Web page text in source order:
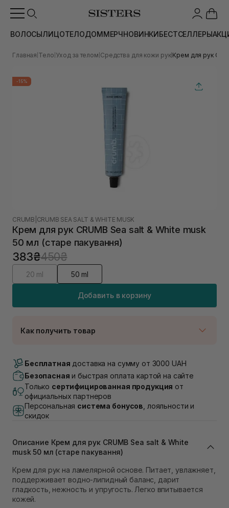
ВОЛОСЫЛИЦОТЕЛОДОММЕРЧНОВИНКИБЕСТСЕЛЛЕРЫ
Главная Тело Уход за телом Средства для кожи рук| Крем для рук
-15%
CRUMB CRUMB SEA SALT & WHITE MUSK
Крем для рук CRUMB Sea salt & White musk
50 мл (старе пакування)
383₴450₴
20 ml 50 ml
Добавить в корзину
Как получить товар
Нет в наличии!
Самовывоз г. Луцк, Винниченка 4
Самовывоз г. Львов, ул. Академика Подстригача,
1В (Duck's Lake)
Нет в наличии!
Самовывоз Львов (Ивана Франко 36)
Самовывоз г. Львов ул. Степана Бандеры 43
В наличии
Нет в наличии!
Самовывоз г. Ровно, ул. Кулика и Гудачека 23 (ТЦ
Экватор)
Бесплатная доставка на сумму от 3000 UAH
Безопасная и быстрая оплата картой на сайте
Только сертифицированная продукция от
официальных партнеров
Персональная система бонусов , лояльности и
скидок
Описание Крем для рук CRUMB Sea salt & White
musk 50 мл (старе пакування)
Крем для рук на ламелярной основе. Питает, увлажняет,
поддерживает водно-липидный баланс, дарит
гладкость, нежность и упругость. Легко впитывается
кожей.